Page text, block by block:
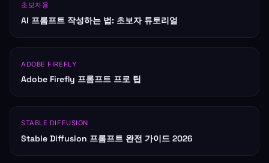
초보자용
AI 프롬프트 작성하는 법: 초보자 튜토리얼
ADOBE FIREFLY
Adobe Firefly 프롬프트 프로 팁
STABLE DIFFUSION
Stable Diffusion 프롬프트 완전 가이드 2026